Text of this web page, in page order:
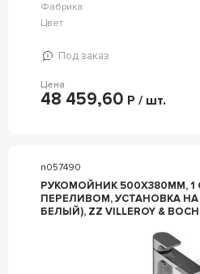
Фабрика
Цвет
Под заказ
Цена
48 459,60 Р / шт.
n057490
РУКОМОЙНИК 500Х380ММ, 1
ПЕРЕЛИВОМ, УСТАНОВКА НА
БЕЛЫЙ), ZZ VILLEROY & BOCH ARCHITECTURA